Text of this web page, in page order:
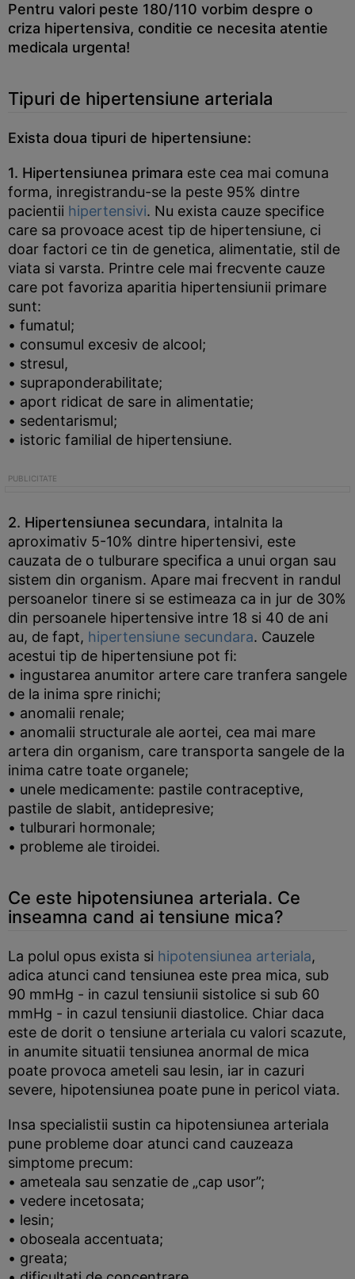
Pentru valori peste 180/110 vorbim despre o
criza hipertensiva, conditie ce necesita atentie
medicala urgenta!
Tipuri de hipertensiune arteriala
Exista doua tipuri de hipertensiune:
1. Hipertensiunea primara este cea mai comuna
forma, inregistrandu-se la peste 95% dintre
pacientii hipertensivi. Nu exista cauze specifice
care sa provoace acest tip de hipertensiune, ci
doar factori ce tin de genetica, alimentatie, stil de
viata si varsta. Printre cele mai frecvente cauze
care pot favoriza aparitia hipertensiunii primare
sunt:
• fumatul;
• consumul excesiv de alcool;
• stresul,
• supraponderabilitate;
• aport ridicat de sare in alimentatie;
• sedentarismul;
• istoric familial de hipertensiune.
2. Hipertensiunea secundara, intalnita la
aproximativ 5-10% dintre hipertensivi, este
cauzata de o tulburare specifica a unui organ sau
sistem din organism. Apare mai frecvent in randul
persoanelor tinere si se estimeaza ca in jur de 30%
din persoanele hipertensive intre 18 si 40 de ani
au, de fapt, hipertensiune secundara. Cauzele
acestui tip de hipertensiune pot fi:
• ingustarea anumitor artere care tranfera sangele
de la inima spre rinichi;
• anomalii renale;
• anomalii structurale ale aortei, cea mai mare
artera din organism, care transporta sangele de la
inima catre toate organele;
• unele medicamente: pastile contraceptive,
pastile de slabit, antidepresive;
• tulburari hormonale;
• probleme ale tiroidei.
Ce este hipotensiunea arteriala. Ce
inseamna cand ai tensiune mica?
La polul opus exista si hipotensiunea arteriala,
adica atunci cand tensiunea este prea mica, sub
90 mmHg - in cazul tensiunii sistolice si sub 60
mmHg - in cazul tensiunii diastolice. Chiar daca
este de dorit o tensiune arteriala cu valori scazute,
in anumite situatii tensiunea anormal de mica
poate provoca ameteli sau lesin, iar in cazuri
severe, hipotensiunea poate pune in pericol viata.
Insa specialistii sustin ca hipotensiunea arteriala
pune probleme doar atunci cand cauzeaza
simptome precum:
• ameteala sau senzatie de „cap usor”;
• vedere incetosata;
• lesin;
• oboseala accentuata;
• greata;